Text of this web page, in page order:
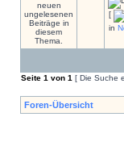
[
in
Seite 1 von 1 [ Die Suche
Foren-Übersicht